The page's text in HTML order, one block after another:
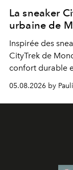
La sneaker
urbaine de
Inspirée des
CityTrek de
confort durable
accompagner
05.08.2026 by